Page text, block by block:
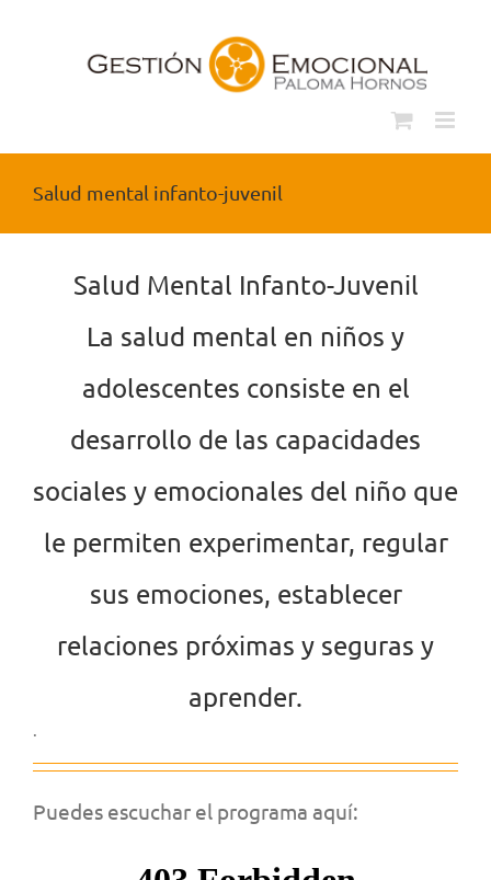
Salud mental infanto-juvenil
Salud Mental Infanto-Juvenil
La salud mental en niños y
adolescentes consiste en el
desarrollo de las capacidades
sociales y emocionales del niño que
le permiten experimentar, regular
sus emociones, establecer
relaciones próximas y seguras y
aprender.
Puedes escuchar el programa aquí: